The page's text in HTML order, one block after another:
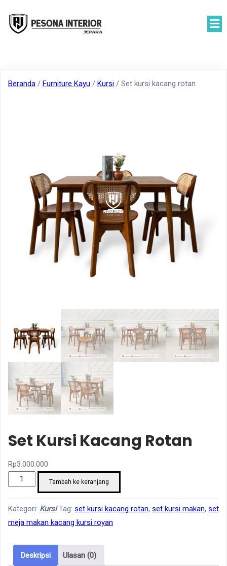
Beranda / Furniture Kayu / Kursi / Set kursi kacang rotan
Set Kursi Kacang Rotan
Rp3.000.000
Kuantitas
kursi
kacang
Tambah ke keranjang
Kategori: Kursi Tag: set kursi kacang rotan, set kursi makan, set
meja makan kacang kursi royan
Deskripsi Ulasan (0)